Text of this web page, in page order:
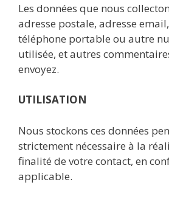
Les données que nous
adresse postale, adresse
téléphone portable ou autre
utilisée, et autres
envoyez.
UTILISATION
Nous stockons ces données
strictement nécessaire à la
finalité de votre contact, en
applicable.